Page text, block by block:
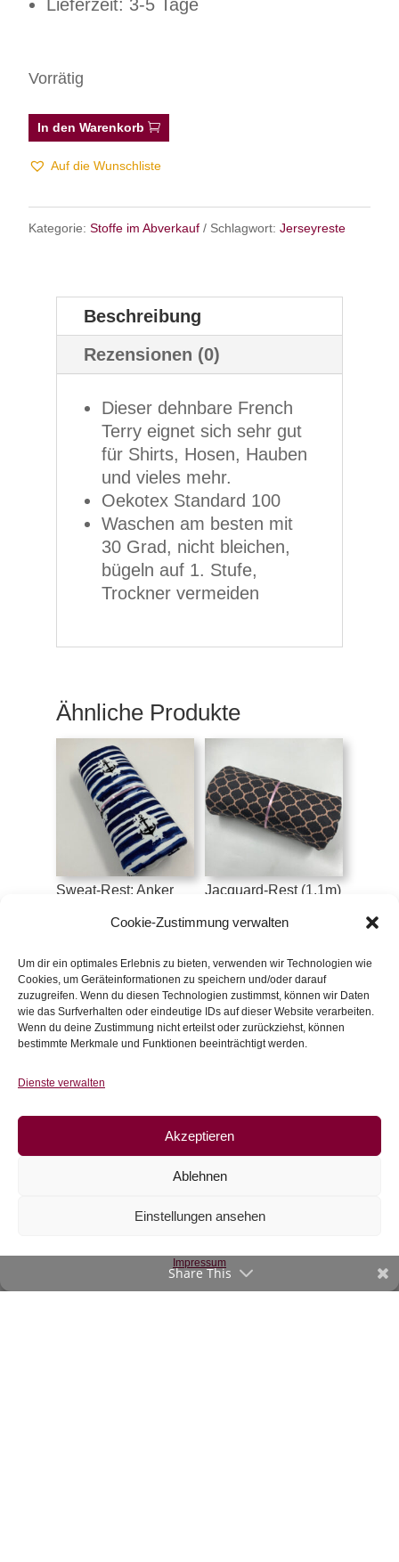
Cookie-Zustimmung verwalten
Um dir ein optimales Erlebnis zu bieten, verwenden wir Technologien wie
Cookies, um Geräteinformationen zu speichern und/oder darauf
zuzugreifen. Wenn du diesen Technologien zustimmst, können wir Daten
wie das Surfverhalten oder eindeutige IDs auf dieser Website verarbeiten.
Wenn du deine Zustimmung nicht erteilst oder zurückziehst, können
bestimmte Merkmale und Funktionen beeinträchtigt werden.
Dienste verwalten
Akzeptieren
Ablehnen
Einstellungen ansehen
Impressum
Lieferzeit: 3-5 Tage
Vorrätig
In den Warenkorb
Auf die Wunschliste
Kategorie:Stoffe im Abverkauf Schlagwort:Jerseyreste
Beschreibung
Rezensionen (0)
Dieser dehnbare French
Terry eignet sich sehr gut
für Shirts, Hosen, Hauben
und vieles mehr.
Oekotex Standard 100
Waschen am besten mit
30 Grad, nicht bleichen,
bügeln auf 1. Stufe,
Trockner vermeiden
Ähnliche Produkte
Sweat-Rest: Anker
inkl. 20 % MwSt.
Zur Wunschliste
Jacquard-Rest (1,1m)
Zur Wunschliste
Halloween, Kürbis
inkl. 20 % MwSt.Share This